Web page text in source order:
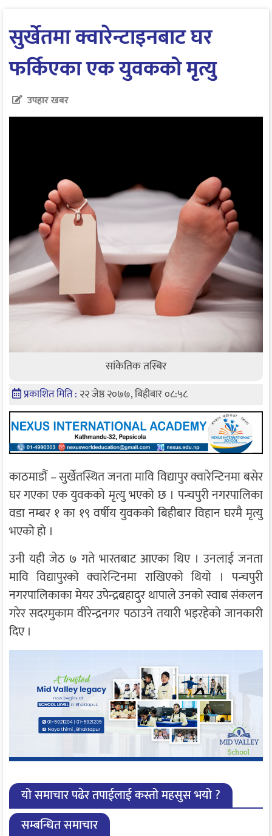
सुर्खेतमा क्वारेन्टाइनबाट घर
फर्किएका एक युवकको मृत्यु
उपहार खबर
सांकेतिक तस्बिर
प्रकाशित मिति : २२ जेष्ठ २०७७, बिहीबार ०८:५८
काठमाडौं – सुर्खेतस्थित जनता मावि विद्यापुर क्वारेन्टिनमा बसेर
घर गएका एक युवकको मृत्यु भएको छ । पन्चपुरी नगरपालिका
वडा नम्बर १ का १९ वर्षीय युवकको बिहीबार विहान घरमै मृत्यु
भएको हो ।
उनी यही जेठ ७ गते भारतबाट आएका थिए । उनलाई जनता
मावि विद्यापुरको क्वारेन्टिनमा राखिएको थियो । पन्चपुरी
नगरपालिकाका मेयर उपेन्द्रबहादुर थापाले उनको स्वाब संकलन
गरेर सदरमुकाम वीरेन्द्रनगर पठाउने तयारी भइरहेको जानकारी
दिए ।
यो समाचार पढेर तपाईलाई कस्तो महसुस भयो ?
सम्बन्धित समाचार